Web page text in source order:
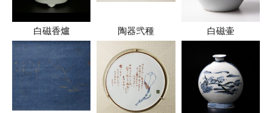
白磁香爐 陶器弐種 白磁壷